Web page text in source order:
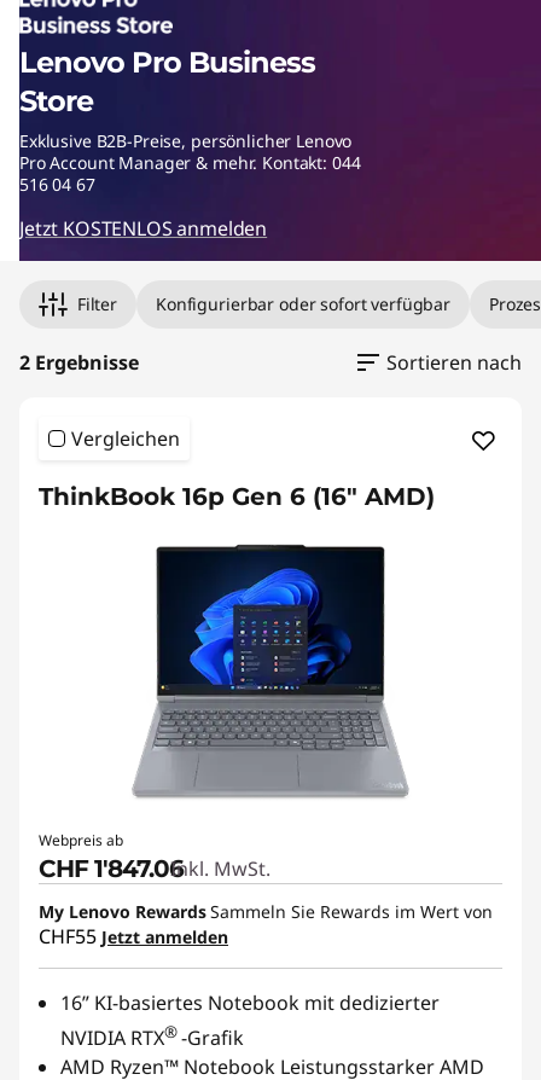
Lenovo Pro Business
Store
Exklusive B2B-Preise, persönlicher Lenovo
Pro Account Manager & mehr. Kontakt: 044
516 04 67
Jetzt KOSTENLOS anmelden
Filter Konfigurierbar oder sofort verfügbar
2 Ergebnisse Sortieren nach
Vergleichen
ThinkBook 16p Gen 6 (16" AMD)
Webpreis ab
CHF 1'847.06Inkl. MwSt.
My Lenovo RewardsSammeln Sie Rewards im Wert von
CHF55 Jetzt anmelden
16” KI-basiertes Notebook mit dedizierter
NVIDIA RTX®-Grafik
AMD Ryzen™ Notebook Leistungsstarker AMD